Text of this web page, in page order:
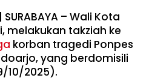
| SURABAYA – Wali Kota
melakukan takziah ke
korban tragedi Ponpes
yang berdomisili
10/2025).